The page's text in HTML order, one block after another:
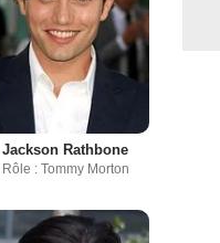
Jackson Rathbone
Rôle : Tommy Morton